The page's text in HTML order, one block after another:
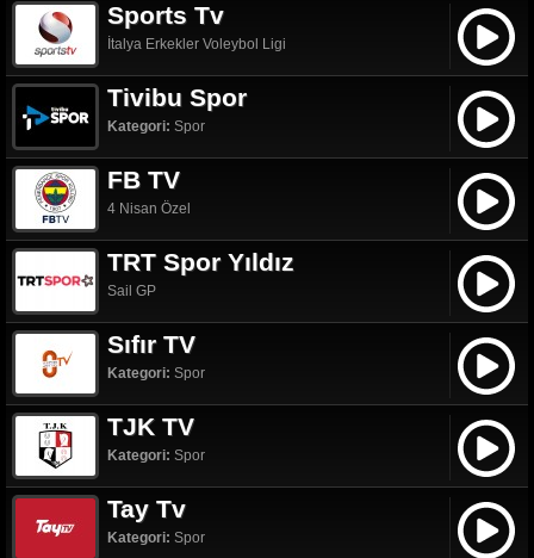
Sports Tv
İtalya Erkekler Voleybol Ligi
Tivibu Spor
Kategori: Spor
FB TV
4 Nisan Özel
TRT Spor Yıldız
Sail GP
Sıfır TV
Kategori: Spor
TJK TV
Kategori: Spor
Tay Tv
Kategori: Spor